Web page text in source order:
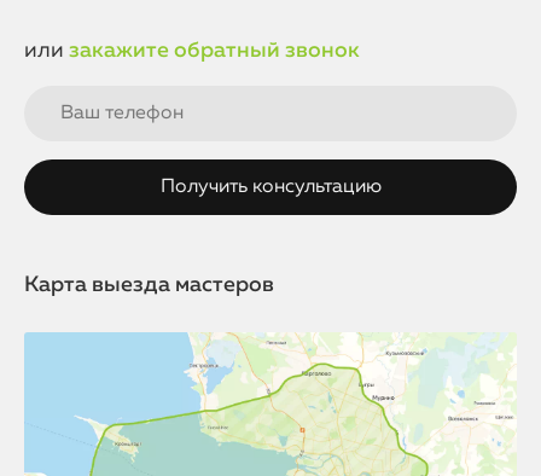
или закажите обратный звонок
Карта выезда мастеров